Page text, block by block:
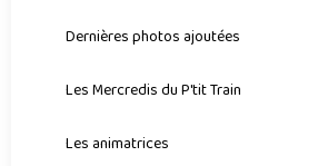
Dernières photos ajoutées
Les Mercredis du P'tit Train
Les animatrices